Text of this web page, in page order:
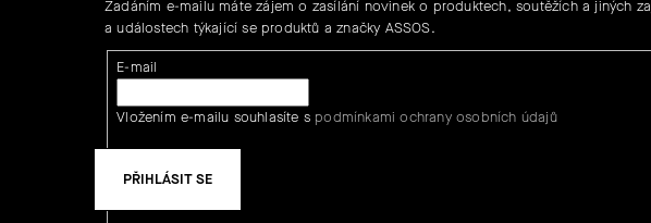
Zadáním e-mailu máte zájem o zasílání novinek o produktech, soutěžích a jiných
a událostech týkající se produktů a značky ASSOS.
E-mail
Vložením e-mailu souhlasíte s podmínkami ochrany osobních údajů
PŘIHLÁSIT SE